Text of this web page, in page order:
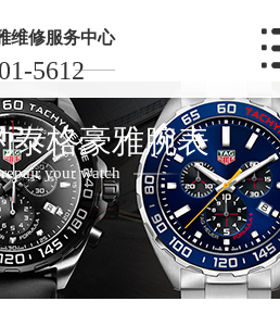
维修服务中心
5612
泰格豪雅腕表
your watch
网络优化升级公告